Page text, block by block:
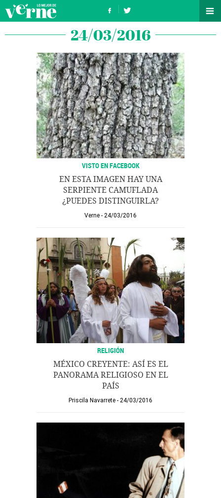
24/03/2016
VISTO EN FACEBOOK
EN ESTA IMAGEN HAY UNA
SERPIENTE CAMUFLADA
¿PUEDES DISTINGUIRLA?
Verne 24/03/2016
RELIGIÓN
MÉXICO CREYENTE: ASÍ ES EL
PANORAMA RELIGIOSO EN EL
PAÍS
Priscila Navarrete 24/03/2016